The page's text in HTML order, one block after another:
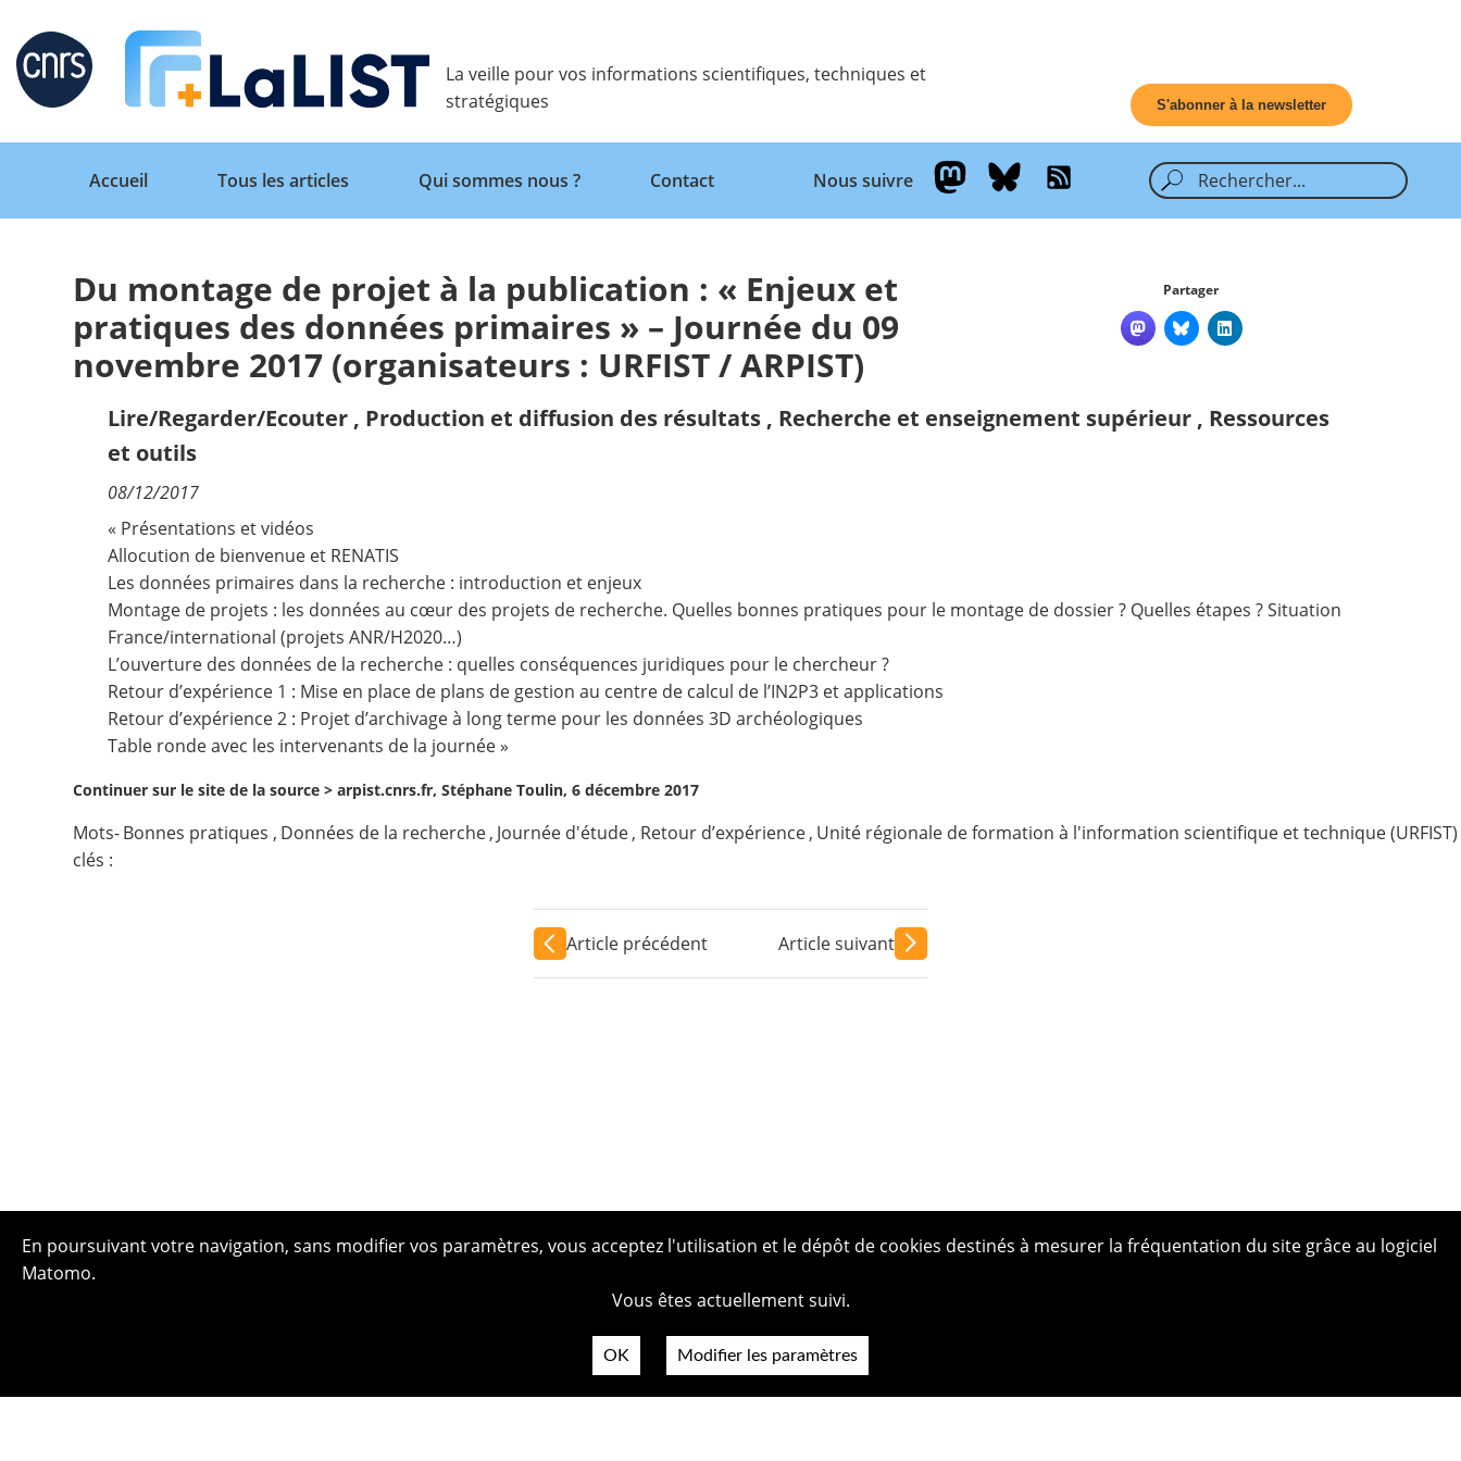
Retour
Accueil
Tous les articles
Qui sommes nous ?
Nous suivre
La veille pour vos informations scientifiques, techniques et
stratégiques
S'abonner à la newsletter
Retour
Accueil
Tous les articles Qui sommes nous ? Contact Nous suivre
Du montage de projet à la publication : « Enjeux et
pratiques des données primaires » – Journée du 09
novembre 2017 (organisateurs : URFIST / ARPIST)
Partager
Lire/Regarder/Ecouter , Production et diffusion des résultats , Recherche et enseignement supérieur , Ressources
et outils
08/12/2017
« Présentations et vidéos
Allocution de bienvenue et RENATIS
Les données primaires dans la recherche : introduction et enjeux
Montage de projets : les données au cœur des projets de recherche. Quelles bonnes pratiques pour le montage de dossier ? Quelles étapes ? Situation
France/international (projets ANR/H2020…)
L’ouverture des données de la recherche : quelles conséquences juridiques pour le chercheur ?
Retour d’expérience 1 : Mise en place de plans de gestion au centre de calcul de l’IN2P3 et applications
Retour d’expérience 2 : Projet d’archivage à long terme pour les données 3D archéologiques
Table ronde avec les intervenants de la journée »
Continuer sur le site de la source >arpist.cnrs.fr, Stéphane Toulin, 6 décembre 2017
Mots-
clés :
Bonnes pratiques , Données de la recherche, Journée d'étude, Retour d’expérience , Unité régionale de formation à l'information scientifique et technique (URFIST)
Article précédent Article suivant
En poursuivant votre navigation, sans modifier vos paramètres, vous acceptez l'utilisation et le dépôt de cookies destinés à mesurer la fréquentation du site grâce au logiciel
Matomo.
Vous êtes actuellement suivi.
OK Modifier les paramètres